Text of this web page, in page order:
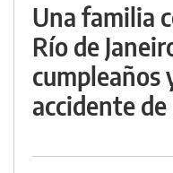
Una familia
Río de
cumpleaños
accidente